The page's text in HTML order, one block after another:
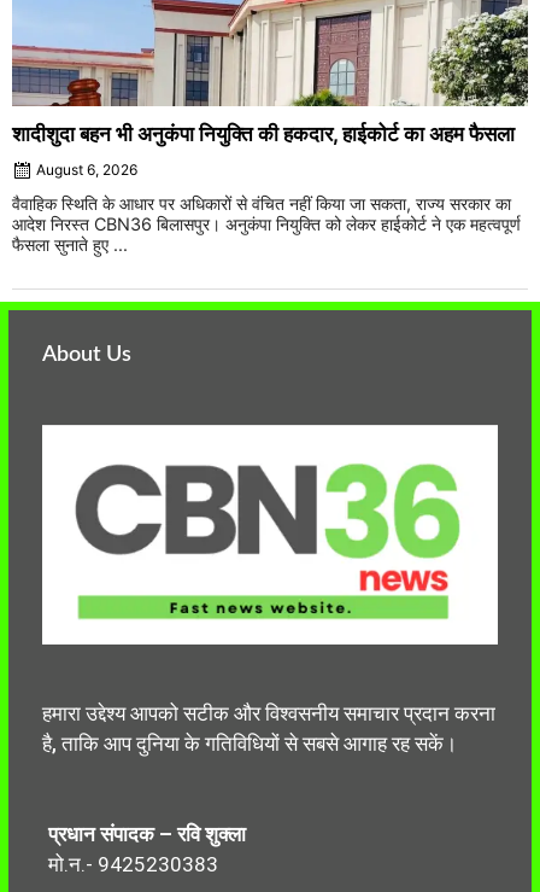
शादीशुदा बहन भी अनुकंपा नियुक्ति की हकदार, हाईकोर्ट का अहम फैसला
August 6, 2026
वैवाहिक स्थिति के आधार पर अधिकारों से वंचित नहीं किया जा सकता, राज्य सरकार का
आदेश निरस्त CBN36 बिलासपुर। अनुकंपा नियुक्ति को लेकर हाईकोर्ट ने एक महत्वपूर्ण
फैसला सुनाते हुए ...
About Us
हमारा उद्देश्य आपको सटीक और विश्वसनीय समाचार प्रदान करना
है, ताकि आप दुनिया के गतिविधियों से सबसे आगाह रह सकें।
प्रधान संपादक – रवि शुक्ला
मो.न.- 9425230383